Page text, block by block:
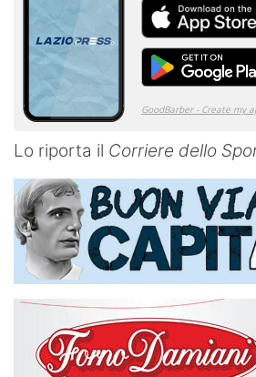
Lo riporta il Corriere dello